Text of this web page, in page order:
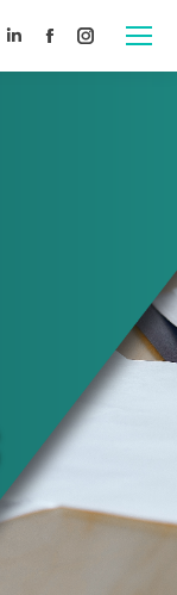
LinkedinFacebook
Instagram